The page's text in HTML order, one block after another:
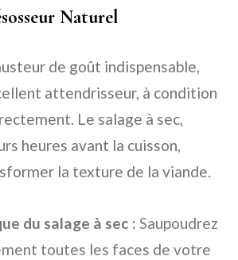
Naturel
de goût indispensable,
attendrisseur, à condition
Le salage à sec,
heures avant la cuisson,
la texture de la viande.
du salage à sec : Saupoudrez
toutes les faces de votre